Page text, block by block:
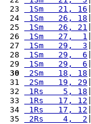
23
1Sm   21, 16
24
1Sm   26, 18
25
1Sm   26, 21
26
1Sm   27,  1
27
1Sm   29,  3
28
1Sm   29,  6
29
1Sm   29,  6
30
2Sm   18, 18
31
2Sm   19, 29
32
1Rs    5, 18
33
1Rs   17, 12
34
1Rs   17, 12
35
2Rs    4,  2